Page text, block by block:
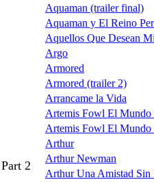
2
Aquaman (trailer final)
Aquaman y El Reino
Aquellos Que Desean
Argo
Armored
Armored (trailer 2)
Arrancame la Vida
Artemis Fowl El Mundo
Artemis Fowl El Mundo
Arthur
Arthur Newman
Arthur Una Amistad Sin